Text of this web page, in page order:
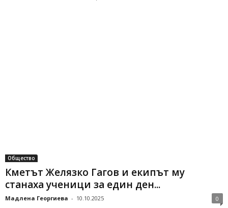
Общество
Кметът Желязко Гагов и екипът му
станаха ученици за един ден...
Мадлена Георгиева - 10.10.2025 0